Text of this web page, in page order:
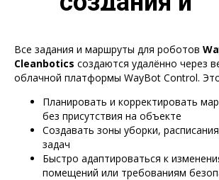
маршрутов
Все задания и маршруты для роботов
Cleanbotics создаются удалённо через
облачной платформы WayBot Control.
Планировать и корректировать
без присутствия на объекте
Создавать зоны уборки,
задач
Быстро адаптироваться к
помещений или требованиям